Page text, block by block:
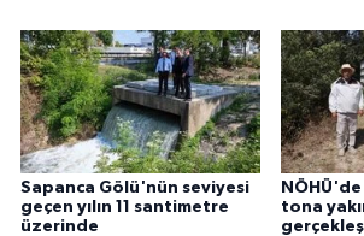
Sapanca Gölü'nün seviyesi
geçen yılın 11 santimetre
üzerinde
NÖHÜ'de
tona